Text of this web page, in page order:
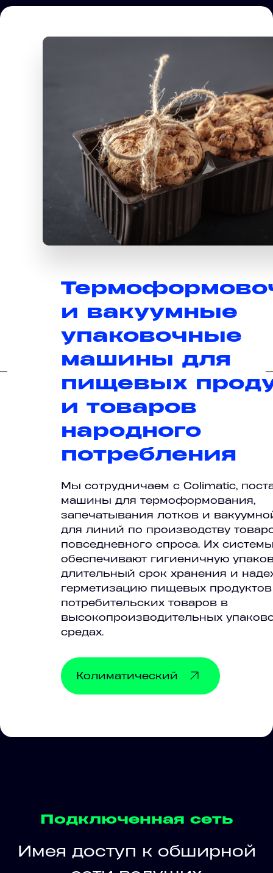
и вакуумные
упаковочные
машины для
пищевых
и товаров
народного
потребления
Мы сотрудничаем с Colimatic,
машины для термоформования,
запечатывания лотков и
для линий по производству
повседневного спроса. Их
обеспечивают гигиеничную
длительный срок хранения и
герметизацию пищевых
потребительских товаров в
высокопроизводительных
средах.
Колиматический
Подключенная сеть
Имея доступ к обширной